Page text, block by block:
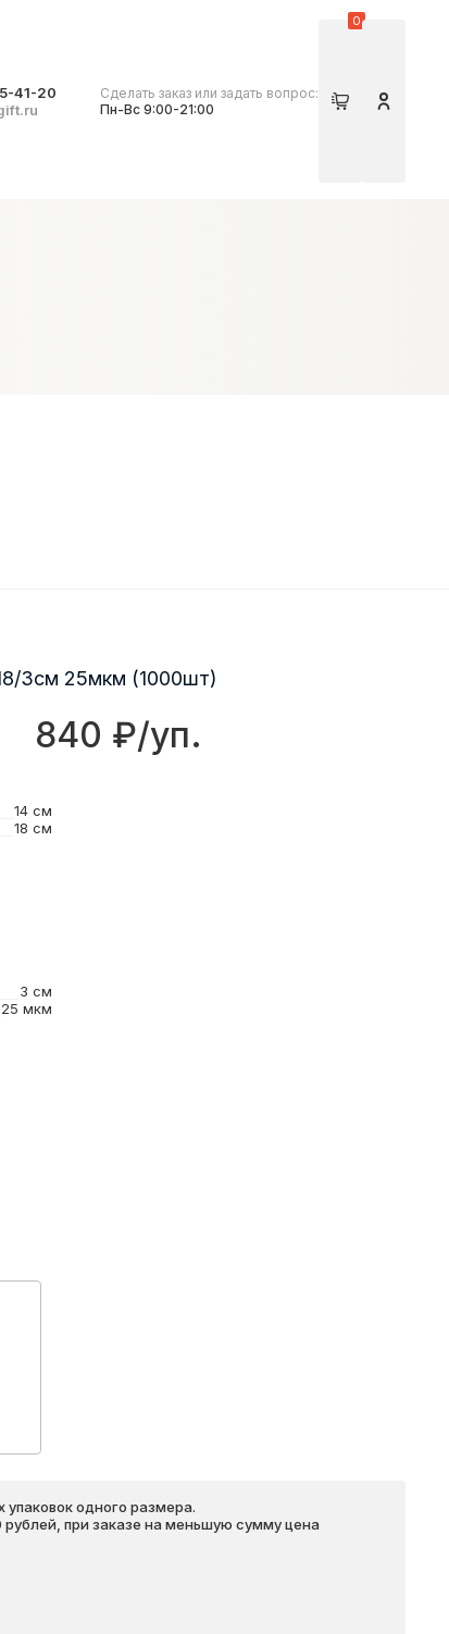
41-20
Сделать заказ или задать вопрос:
Пн-Вс 9:00-21:00
Корзина
0
Личный
3см 25мкм (1000шт)
840 ₽/уп.
14 см
18 см
3 см
25 мкм
одного размера.
при заказе на меньшую сумму цена